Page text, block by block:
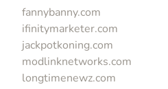
fannybanny.com
ifinitymarketer.com
jackpotkoning.com
modlinknetworks.com
longtimenewz.com